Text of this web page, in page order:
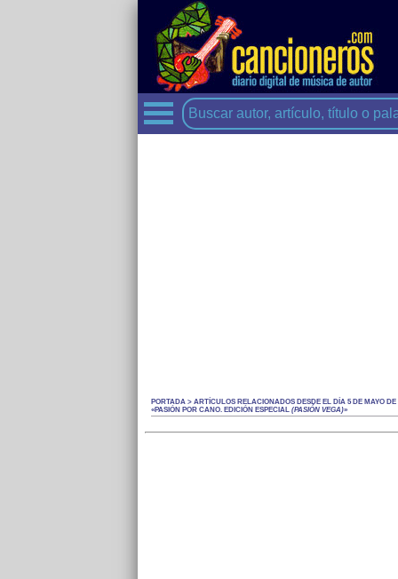
PORTADA > ARTÍCULOS RELACIONADOS DESDE EL DÍA 5 DE MAYO DE
«PASIÓN POR CANO. EDICIÓN ESPECIAL(PASIÓN VEGA)»